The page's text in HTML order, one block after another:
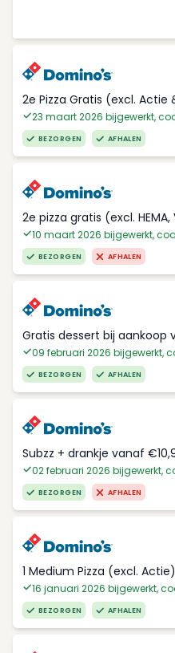
2e Pizza Gratis (excl. Actie
23 maart 2026 bijgewerkt,
BEZORGEN AFHALEN
2e pizza gratis (excl.
10 maart 2026 bijgewerkt,
BEZORGEN AFHALEN
Gratis dessert bij aankoop
09 februari 2026 bijgewerkt,
BEZORGEN AFHALEN
Subzz + drankje vanaf
02 februari 2026 bijgewerkt,
BEZORGEN AFHALEN
1 Medium Pizza (excl.
16 januari 2026 bijgewerkt,
BEZORGEN AFHALEN